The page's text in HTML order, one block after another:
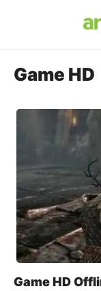
Game HD
Game HD